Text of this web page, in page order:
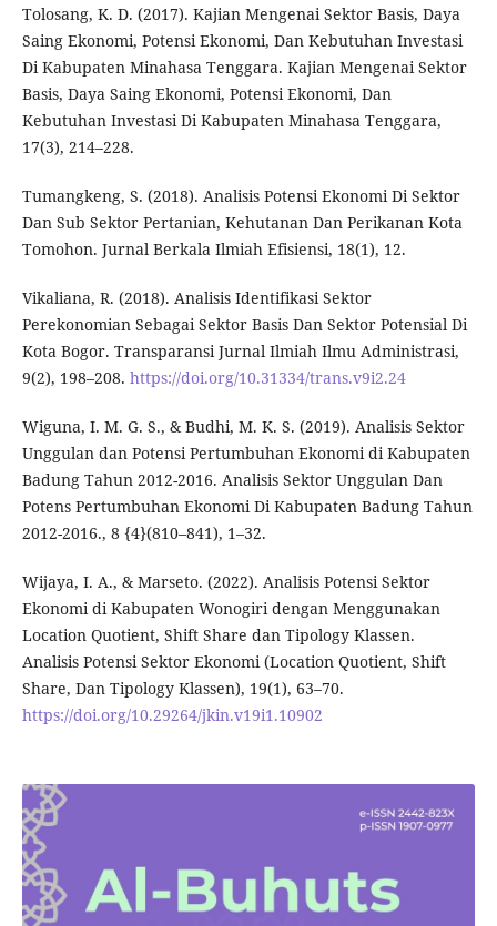
Tolosang, K. D. (2017). Kajian Mengenai Sektor Basis, Daya
Saing Ekonomi, Potensi Ekonomi, Dan Kebutuhan Investasi
Di Kabupaten Minahasa Tenggara. Kajian Mengenai Sektor
Basis, Daya Saing Ekonomi, Potensi Ekonomi, Dan
Kebutuhan Investasi Di Kabupaten Minahasa Tenggara,
17(3), 214–228.
Tumangkeng, S. (2018). Analisis Potensi Ekonomi Di Sektor
Dan Sub Sektor Pertanian, Kehutanan Dan Perikanan Kota
Tomohon. Jurnal Berkala Ilmiah Efisiensi, 18(1), 12.
Vikaliana, R. (2018). Analisis Identifikasi Sektor
Perekonomian Sebagai Sektor Basis Dan Sektor Potensial Di
Kota Bogor. Transparansi Jurnal Ilmiah Ilmu Administrasi,
9(2), 198–208. https://doi.org/10.31334/trans.v9i2.24
Wiguna, I. M. G. S., & Budhi, M. K. S. (2019). Analisis Sektor
Unggulan dan Potensi Pertumbuhan Ekonomi di Kabupaten
Badung Tahun 2012-2016. Analisis Sektor Unggulan Dan
Potens Pertumbuhan Ekonomi Di Kabupaten Badung Tahun
2012-2016., 8 {4}(810–841), 1–32.
Wijaya, I. A., & Marseto. (2022). Analisis Potensi Sektor
Ekonomi di Kabupaten Wonogiri dengan Menggunakan
Location Quotient, Shift Share dan Tipology Klassen.
Analisis Potensi Sektor Ekonomi (Location Quotient, Shift
Share, Dan Tipology Klassen), 19(1), 63–70.
https://doi.org/10.29264/jkin.v19i1.10902